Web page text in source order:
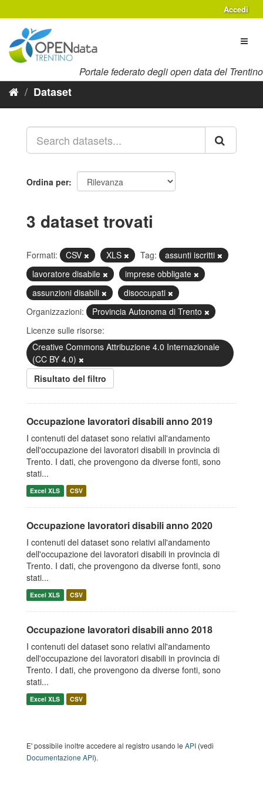
al
contenuto
Accedi
Portale federato degli open data del Trentino
Dataset
Ordina per
3 dataset trovati
Formati: CSV XLS Tag:
assunti iscritti
lavoratore disabile
imprese obbligate
assunzioni disabili
disoccupati
Organizzazioni:
Provincia Autonoma di Trento
Licenze sulle risorse:
Creative Commons Attribuzione 4.0 Internazionale
(CC BY 4.0)
Risultato del filtro
Occupazione lavoratori disabili anno 2019
I contenuti del dataset sono relativi all'andamento
dell'occupazione dei lavoratori disabili in provincia di
Trento. I dati, che provengono da diverse fonti, sono
stati...
Excel XLS CSV
Occupazione lavoratori disabili anno 2020
I contenuti del dataset sono relativi all'andamento
dell'occupazione dei lavoratori disabili in provincia di
Trento. I dati, che provengono da diverse fonti, sono
stati...
Excel XLS CSV
Occupazione lavoratori disabili anno 2018
I contenuti del dataset sono relativi all'andamento
dell'occupazione dei lavoratori disabili in provincia di
Trento. I dati, che provengono da diverse fonti, sono
stati...
Excel XLS CSV
E' possibile inoltre accedere al registro usando le API (vedi
Documentazione API).